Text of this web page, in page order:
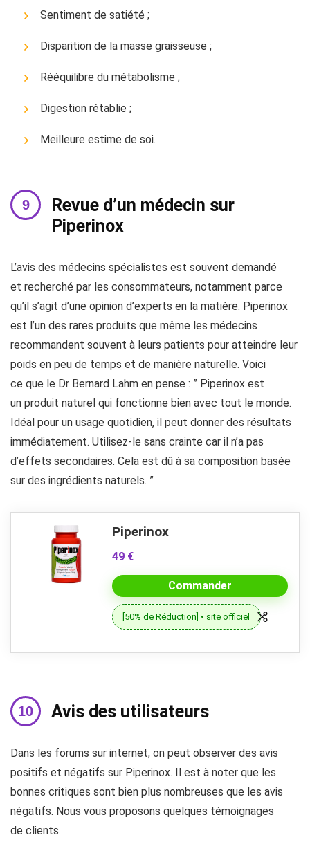
Sentiment de satiété ;
Disparition de la masse graisseuse ;
Rééquilibre du métabolisme ;
Digestion rétablie ;
Meilleure estime de soi.
Revue d’un médecin sur
Piperinox
L’avis des médecins spécialistes est souvent demandé
et recherché par les consommateurs, notamment parce
qu’il s’agit d’une opinion d’experts en la matière. Piperinox
est l’un des rares produits que même les médecins
recommandent souvent à leurs patients pour atteindre leur
poids en peu de temps et de manière naturelle. Voici
ce que le Dr Bernard Lahm en pense : ” Piperinox est
un produit naturel qui fonctionne bien avec tout le monde.
Idéal pour un usage quotidien, il peut donner des résultats
immédiatement. Utilisez-le sans crainte car il n’a pas
d’effets secondaires. Cela est dû à sa composition basée
sur des ingrédients naturels. ”
Piperinox
49 €
Commander
[50% de Réduction] • site officiel
Avis des utilisateurs
Dans les forums sur internet, on peut observer des avis
positifs et négatifs sur Piperinox. Il est à noter que les
bonnes critiques sont bien plus nombreuses que les avis
négatifs. Nous vous proposons quelques témoignages
de clients.